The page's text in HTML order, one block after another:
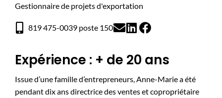
Gestionnaire de projets d'exportation
819 475-0039 poste 150
Expérience : + de 20 ans
Issue d’une famille d’entrepreneurs, Anne-Marie a été
pendant dix ans directrice des ventes et copropriétaire